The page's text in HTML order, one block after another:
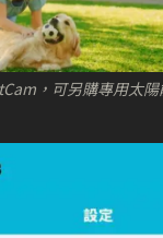
，可另購專用太